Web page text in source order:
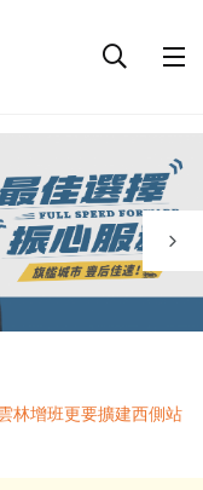
林增班更要擴建西側站